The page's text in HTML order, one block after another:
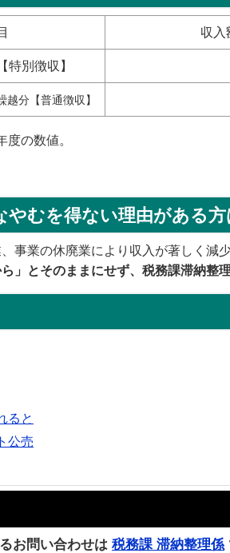
収入
特別徴収】
越分【普通徴収】
の数値。
やむを得ない理由がある
事業の休廃業により収入が著しく減
ら」とそのままにせず、税務課滞納整
ると
公売
お問い合わせは 税務課 滞納整理係